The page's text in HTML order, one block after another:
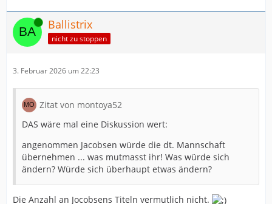
Online Ballistrix
nicht zu stoppen
3. Februar 2026 um 22:23
Zitat von montoya52
DAS wäre mal eine Diskussion wert:
angenommen Jacobsen würde die dt. Mannschaft
übernehmen ... was mutmasst ihr! Was würde sich
ändern? Würde sich überhaupt etwas ändern?
Die Anzahl an Jocobsens Titeln vermutlich nicht.